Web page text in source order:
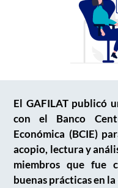
El GAFILAT publicó
con el Banco
Económica (BCIE)
acopio, lectura y
miembros que fue
buenas prácticas en